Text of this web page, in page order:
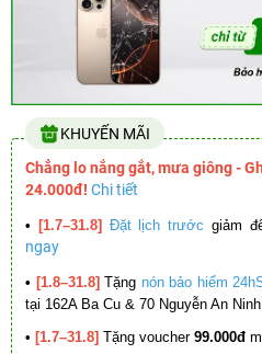
KHUYẾN MÃI
Chẳng lo nắng gắt, mưa giông -
24.000đ! Chi tiết
• [1.7–31.8] Đặt lịch trước giảm
ngay
• [1.8–31.8] Tặng nón bảo hiểm
tại 162A Ba Cu & 70 Nguyễn An Ninh
• [1.7–31.8] Tặng voucher 99.000đ